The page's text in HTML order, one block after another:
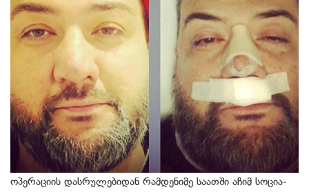
ოპე­რა­ცი­ის დას­რუ­ლე­ბი­დან რამ­დე­ნი­მე სა­ათ­ში აჩიმ სო­ცი­ა­